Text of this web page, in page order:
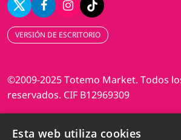
VERSIÓN DE ESCRITORIO
©2009-2025 Totemo Market. Todos
reservados. CIF B12969309
Esta web utiliza cookies